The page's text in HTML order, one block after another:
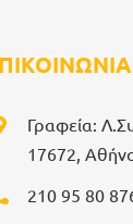
Γραφεία:
17672,
210 95 80